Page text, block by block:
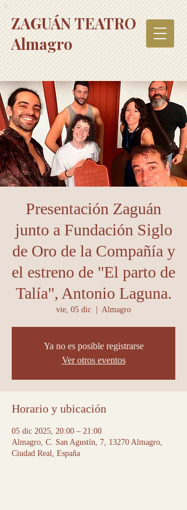
ZAGUÁN TEATRO
Almagro
Presentación Zaguán
junto a Fundación Siglo
de Oro de la Compañía y
el estreno de "El parto de
Talía", Antonio Laguna.
vie, 05 dic Almagro
Ya no es posible registrarse
Ver otros eventos
Horario y ubicación
05 dic 2025, 20:00 – 21:00
Almagro, C. San Agustín, 7, 13270 Almagro,
Ciudad Real, España